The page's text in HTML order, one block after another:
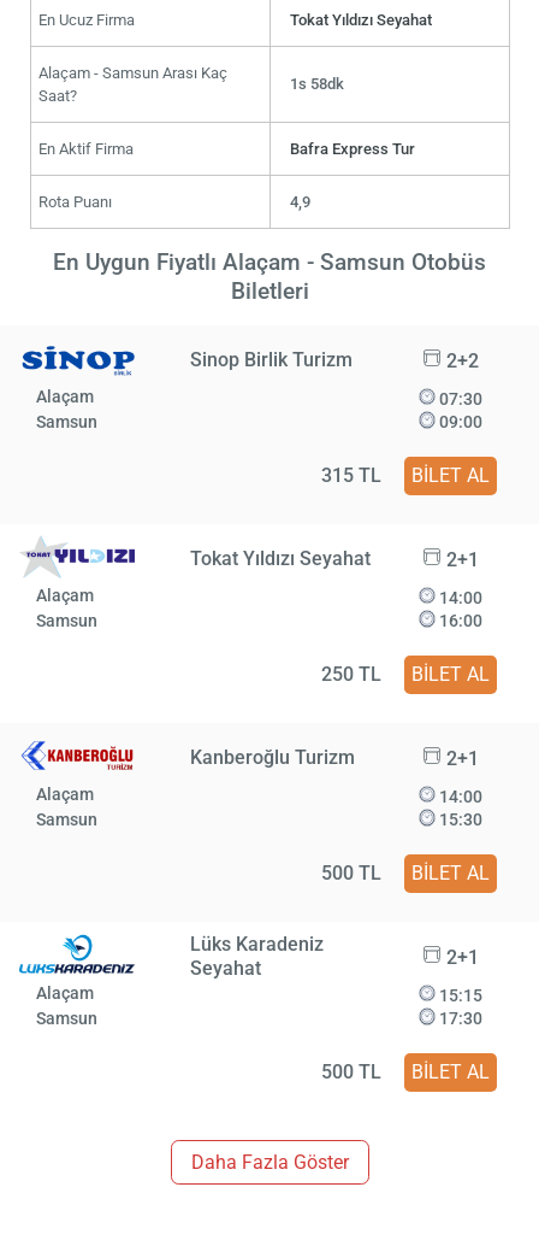
En Ucuz Firma Tokat Yıldızı Seyahat
Alaçam - Samsun Arası Kaç
Saat?
1s 58dk
En Aktif Firma Bafra Express Tur
Rota Puanı 4,9
En Uygun Fiyatlı Alaçam - Samsun Otobüs
Biletleri
Sinop Birlik Turizm 2+2
Alaçam
Samsun
07:30
09:00
315 TL BİLET AL
Tokat Yıldızı Seyahat 2+1
Alaçam
Samsun
14:00
16:00
250 TL BİLET AL
Kanberoğlu Turizm 2+1
Alaçam
Samsun
14:00
15:30
500 TL BİLET AL
Lüks Karadeniz
Seyahat
2+1
Alaçam
Samsun
15:15
17:30
500 TL BİLET AL
Daha Fazla Göster